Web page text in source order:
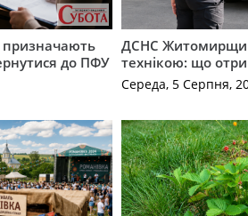
призначають
до ПФУ
ДСНС
технікою: що
Середа, 5 Серпня,